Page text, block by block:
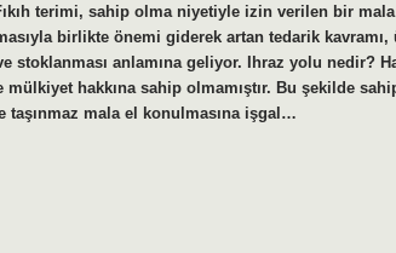
terimi, sahip olma niyetiyle izin verilen bir
birlikte önemi giderek artan tedarik
stoklanması anlamına geliyor. Ihraz yolu nedir?
hakkına sahip olmamıştır. Bu şekilde
taşınmaz mala el konulmasına işgal…